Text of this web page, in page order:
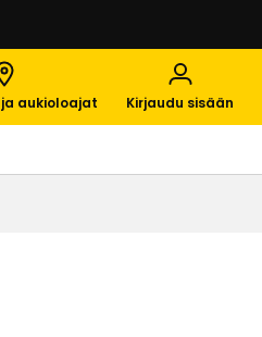
aukioloajat Kirjaudu sisään